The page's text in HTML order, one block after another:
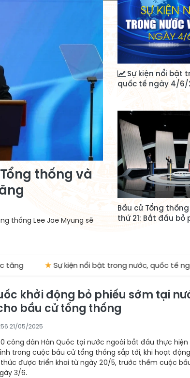
thống và
thống Lee Jae Myung sẽ
Sự kiện nổi bật
quốc tế ngày 4/6/
Bầu cử Tổng
thứ 21: Bắt đầu bỏ
Sự kiện nổi bật trong nước, quốc tế
khởi động bỏ phiếu sớm tại
bầu cử tổng thống
21/05/2025
công dân Hàn Quốc tại nước ngoài bắt đầu thực
trong cuộc bầu cử tổng thống sắp tới, khi hoạt
được triển khai từ ngày 20/5, trước thềm cuộc
3/6.